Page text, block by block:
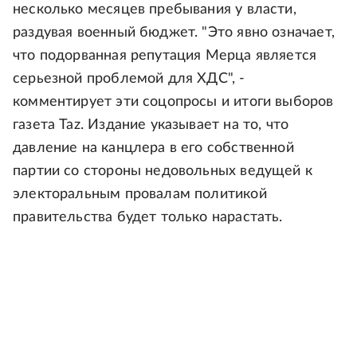
несколько месяцев пребывания у власти,
раздувая военный бюджет. "Это явно означает,
что подорванная репутация Мерца является
серьезной проблемой для ХДС", -
комментирует эти соцопросы и итоги выборов
газета Taz. Издание указывает на то, что
давление на канцлера в его собственной
партии со стороны недовольных ведущей к
электоральным провалам политикой
правительства будет только нарастать.